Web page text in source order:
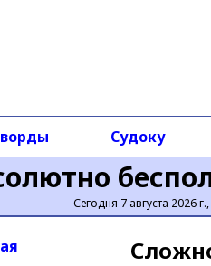
Сегодня 7 августа 2026
Судоку